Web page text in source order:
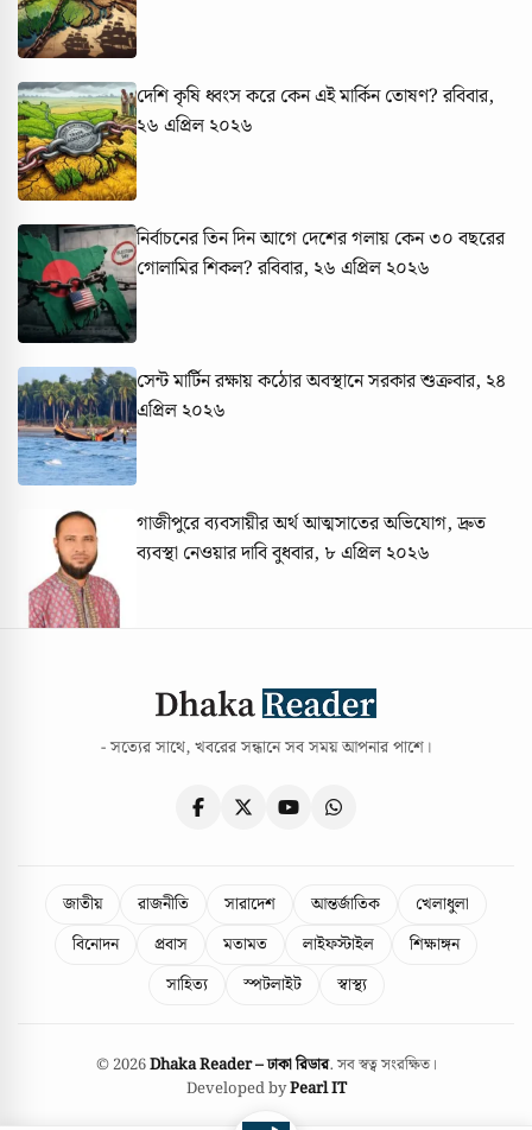
দেশি কৃষি ধ্বংস করে কেন এই মার্কিন তোষণ? রবিবার,
২৬ এপ্রিল ২০২৬
নির্বাচনের তিন দিন আগে দেশের গলায় কেন ৩০ বছরের
গোলামির শিকল? রবিবার, ২৬ এপ্রিল ২০২৬
সেন্ট মার্টিন রক্ষায় কঠোর অবস্থানে সরকারশুক্রবার, ২৪
এপ্রিল ২০২৬
গাজীপুরে ব্যবসায়ীর অর্থ আত্মসাতের অভিযোগ, দ্রুত
ব্যবস্থা নেওয়ার দাবিবুধবার, ৮ এপ্রিল ২০২৬
- সত্যের সাথে, খবরের সন্ধানে সব সময় আপনার পাশে।
জাতীয় রাজনীতি সারাদেশ আন্তর্জাতিক
খেলাধুলা
বিনোদন
প্রবাস মতামত লাইফস্টাইল
শিক্ষাঙ্গন
সাহিত্য
স্পটলাইট স্বাস্থ্য
© 2026Dhaka Reader – ঢাকা রিডার. সব স্বত্ব সংরক্ষিত।
Developed byPearl IT